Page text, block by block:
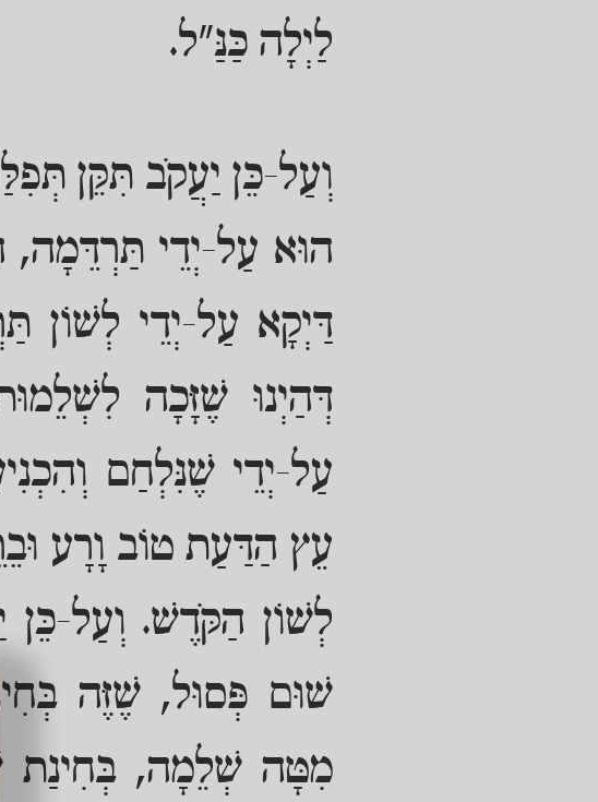
לַיְלָה כַּנַּ"ל.
וְעַל-כֵּן יַעֲקֹב תִּקֵּן
הוּא עַל-יְדֵי תַּרְדֵּמָה,
דַּיְקָא עַל-יְדֵי לְשׁוֹן
דְּהַיְנוּ שֶׁזָּכָה
עַל-יְדֵי שֶׁנִּלְחַם
עֵץ הַדַּעַת טוֹב וָרָע
לְשׁוֹן הַקֹּדֶשׁ. וְעַל-
שׁוּם פְּסוּל, שֶׁזֶּה
מִטָּה שְׁלֵמָה, בְּחִינַת